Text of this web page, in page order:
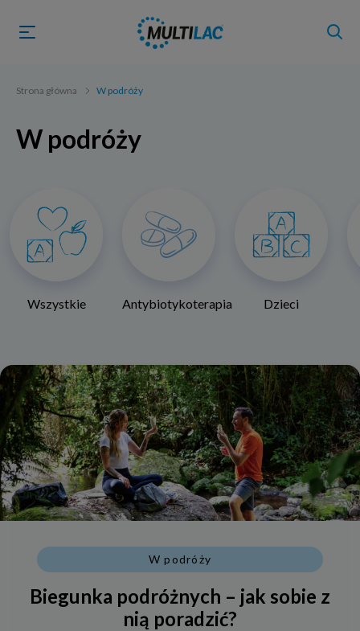
Strona główna W podróży
W podróży
Wszystkie Antybiotykoterapia Dzieci
W podróży
Biegunka podróżnych – jak sobie z
nią poradzić?